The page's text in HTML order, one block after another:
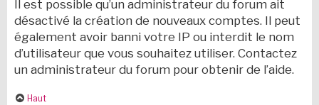
Il est possible qu’un administrateur du forum ait
désactivé la création de nouveaux comptes. Il peut
également avoir banni votre IP ou interdit le nom
d’utilisateur que vous souhaitez utiliser. Contactez
un administrateur du forum pour obtenir de l’aide.
Haut